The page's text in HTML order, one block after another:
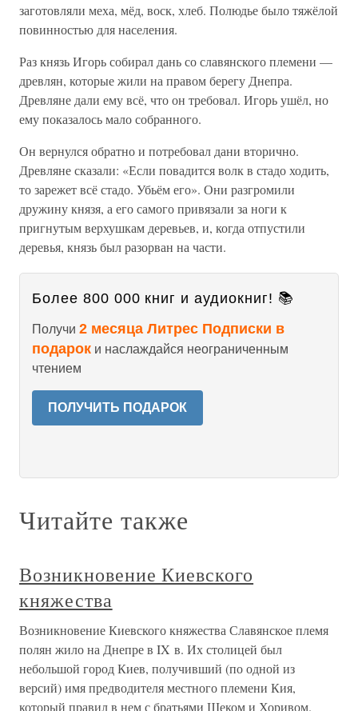
заготовляли меха, мёд, воск, хлеб. Полюдье было тяжёлой
повинностью для населения.
Раз князь Игорь собирал дань со славянского племени —
древлян, которые жили на правом берегу Днепра.
Древляне дали ему всё, что он требовал. Игорь ушёл, но
ему показалось мало собранного.
Он вернулся обратно и потребовал дани вторично.
Древляне сказали: «Если повадится волк в стадо ходить,
то зарежет всё стадо. Убьём его». Они разгромили
дружину князя, а его самого привязали за ноги к
пригнутым верхушкам деревьев, и, когда отпустили
деревья, князь был разорван на части.
Более 800 000 книг и аудиокниг! 📚
Получи 2 месяца Литрес Подписки в
подарок и наслаждайся неограниченным
чтением
ПОЛУЧИТЬ ПОДАРОК
Читайте также
Возникновение Киевского
княжества
Возникновение Киевского княжества Славянское племя
полян жило на Днепре в IX в. Их столицей был
небольшой город Киев, получивший (по одной из
версий) имя предводителя местного племени Кия,
который правил в нем с братьями Щеком и Хоривом.